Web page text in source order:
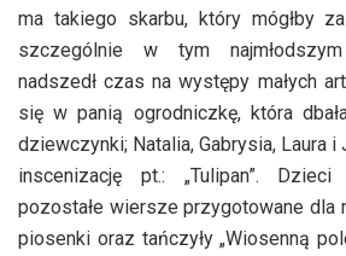
ma takiego skarbu, który mógłby
szczególnie w tym
nadszedł czas na występy małych
się w panią ogrodniczkę, która
dziewczynki; Natalia, Gabrysia, Laura
inscenizację pt.: „Tulipan”. Dzieci
pozostałe wiersze przygotowane dla
piosenki oraz tańczyły „Wiosenną